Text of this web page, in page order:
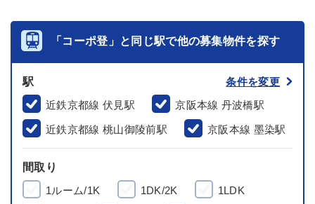
「コーポ登」と同じ駅で他の募集物件を探す
駅
条件を変更
近鉄京都線 伏見駅
京阪本線 丹波橋駅
近鉄京都線 桃山御陵前駅 京阪本線 墨染駅
間取り
1ルーム/1K
1DK/2K 1LDK